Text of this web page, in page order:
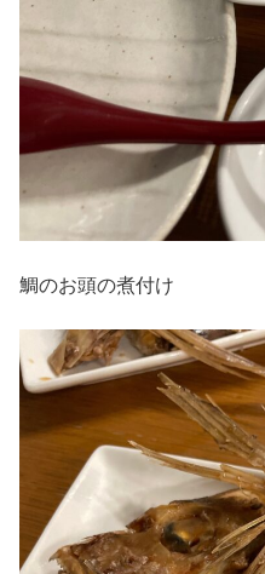
鯛のお頭の煮付け